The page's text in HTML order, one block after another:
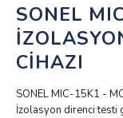
SONEL
CİHAZI
SONEL MIC-15K1 -
İzolasyon direnci testi